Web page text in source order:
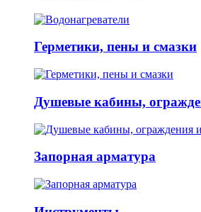
Герметики, пены и смазки
Душевые кабины,
Запорная арматура